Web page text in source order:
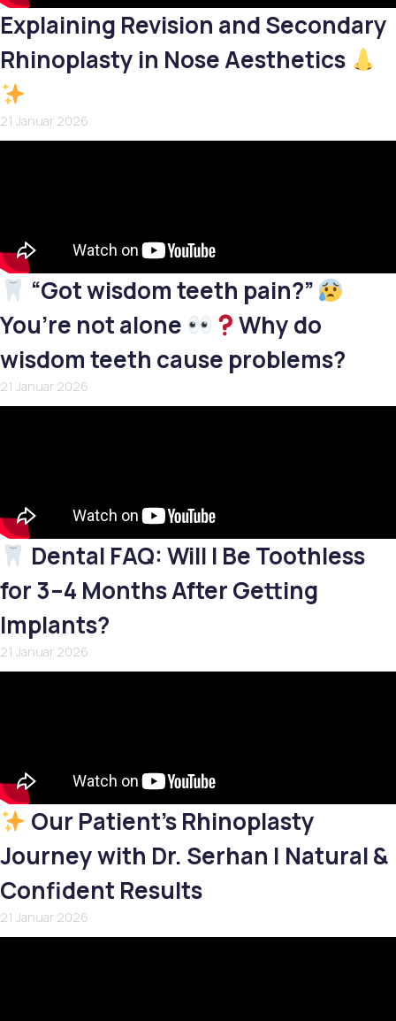
Explaining Revision and Secondary
Rhinoplasty in Nose Aesthetics
21 Januar 2026
“Got wisdom teeth pain?”
You’re not alone
Why do
wisdom teeth cause problems?
21 Januar 2026
Dental FAQ: Will I Be Toothless
for 3–4 Months After Getting
Implants?
21 Januar 2026
Our Patient’s Rhinoplasty
Journey with Dr. Serhan | Natural &
Confident Results
21 Januar 2026